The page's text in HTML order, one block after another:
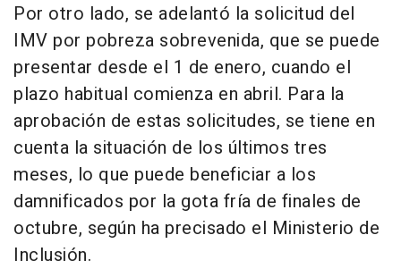
Por otro lado, se adelantó la solicitud del
IMV por pobreza sobrevenida, que se puede
presentar desde el 1 de enero, cuando el
plazo habitual comienza en abril. Para la
aprobación de estas solicitudes, se tiene en
cuenta la situación de los últimos tres
meses, lo que puede beneficiar a los
damnificados por la gota fría de finales de
octubre, según ha precisado el Ministerio de
Inclusión.